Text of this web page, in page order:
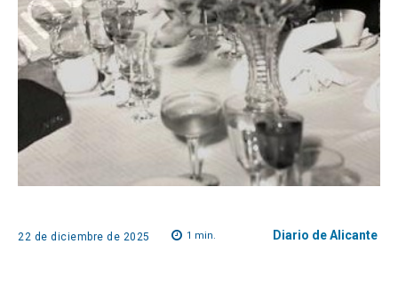
22 de diciembre de 2025 1 min. Diario de Alicante